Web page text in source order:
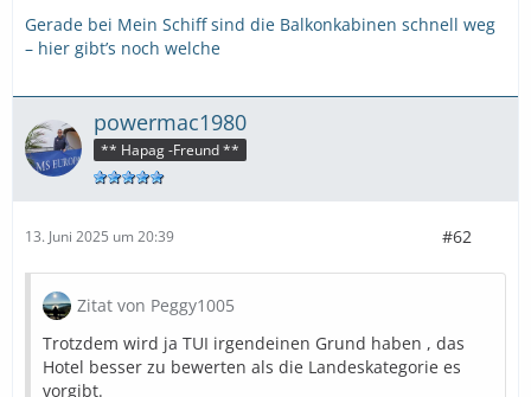
Gerade bei Mein Schiff sind die Balkonkabinen schnell weg
– hier gibt’s noch welche
powermac1980
** Hapag -Freund **
13. Juni 2025 um 20:39 #62
Zitat von Peggy1005
Trotzdem wird ja TUI irgendeinen Grund haben , das
Hotel besser zu bewerten als die Landeskategorie es
vorgibt.